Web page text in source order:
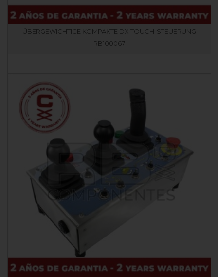
ÜBERGEWICHTIGE KOMPAKTE DX TOUCH-STEUERUNG
RB100067